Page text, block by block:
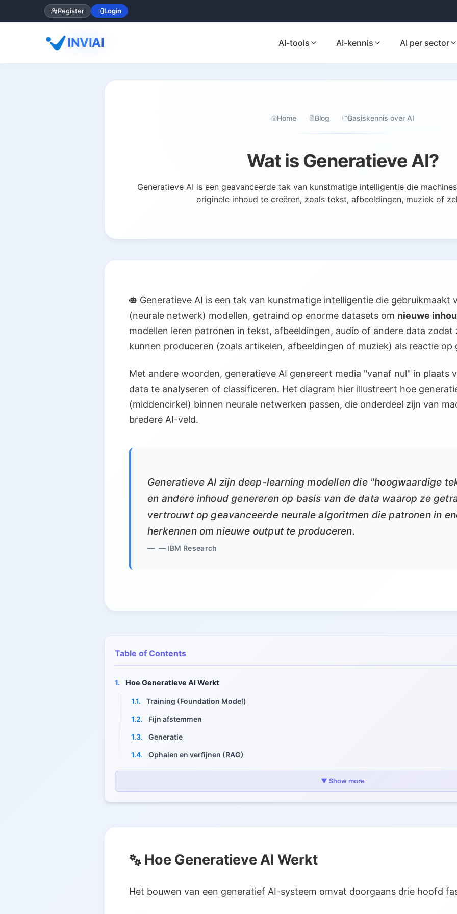
Register Login
INVIAI AI-tools AI-kennis AI per sector
Home Blog Basiskennis over AI
Wat is Generatieve AI?
Generatieve AI is een geavanceerde tak van kunstmatige intelligentie die
originele inhoud te creëren, zoals tekst, afbeeldingen, muziek of
Generatieve AI is een tak van kunstmatige intelligentie die gebruikmaakt
(neurale netwerk) modellen, getraind op enorme datasets om nieuwe
modellen leren patronen in tekst, afbeeldingen, audio of andere data zodat
kunnen produceren (zoals artikelen, afbeeldingen of muziek) als reactie
Met andere woorden, generatieve AI genereert media "vanaf nul" in plaats
data te analyseren of classificeren. Het diagram hier illustreert hoe
(middencirkel) binnen neurale netwerken passen, die onderdeel zijn van
bredere AI-veld.
Generatieve AI zijn deep-learning modellen die "hoogwaardige
en andere inhoud genereren op basis van de data waarop ze
vertrouwt op geavanceerde neurale algoritmen die patronen in
herkennen om nieuwe output te produceren.
— IBM Research
Table of Contents
1. Hoe Generatieve AI Werkt
1.1. Training (Foundation Model)
1.2. Fijn afstemmen
1.3. Generatie
1.4. Ophalen en verfijnen (RAG)
2. Belangrijke Modeltypen en Architecturen
2.1. Grote Taalmodellen (LLM's) / Transformers
Toepassingen van Generatieve AI
Zakelijke Automatisering
▼ Show more
Hoe Generatieve AI Werkt
Het bouwen van een generatief AI-systeem omvat doorgaans drie hoofd